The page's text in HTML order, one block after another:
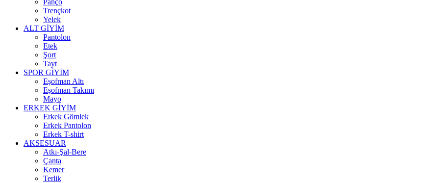
Panço
Trençkot
Yelek
ALT GİYİM
Pantolon
Etek
Şort
Tayt
SPOR GİYİM
Eşofman Altı
Eşofman Takımı
Mayo
ERKEK GİYİM
Erkek Gömlek
Erkek Pantolon
Erkek T-shirt
AKSESUAR
Atkı-Şal-Bere
Çanta
Kemer
Terlik